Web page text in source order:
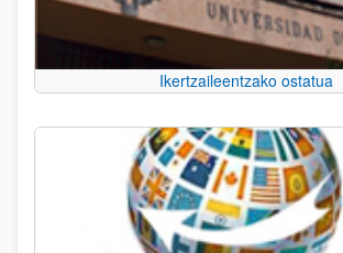
Ikertzaileentzako ostatua